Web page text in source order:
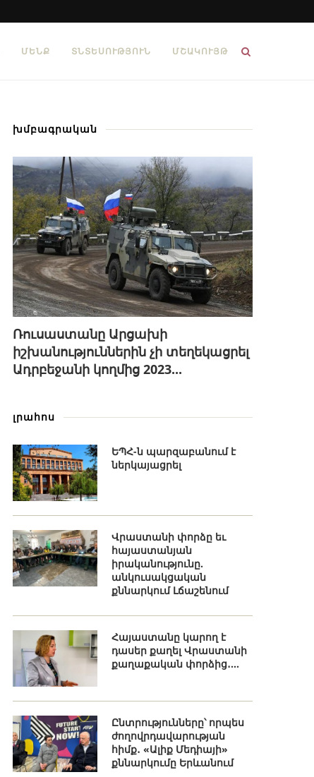
ՄԵՆՔ ՏՆՏԵՍՈՒԹՅՈՒՆ ՄՇԱԿՈՒՅԹ
խմբագրական
Ռուսաստանը Արցախի
իշխանություններին չի տեղեկացրել
Ադրբեջանի կողմից 2023...
լրահոս
ԵՊՀ-ն պարզաբանում է
ներկայացրել
Վրաստանի փորձը եւ
հայաստանյան
իրականությունը.
անկուսակցական
քննարկում Լճաշենում
Հայաստանը կարող է
դասեր քաղել Վրաստանի
քաղաքական փորձից․...
Ընտրությունները՝ որպես
ժողովրդավարության
հիմք․ «Ալիք Մեդիայի»
քննարկումը Երևանում